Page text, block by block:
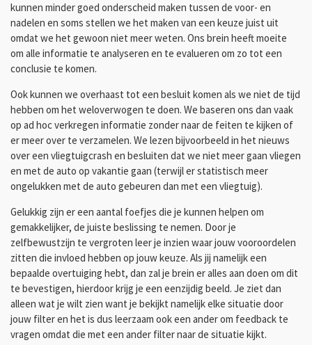
kunnen minder goed onderscheid maken tussen de voor- en
nadelen en soms stellen we het maken van een keuze juist uit
omdat we het gewoon niet meer weten. Ons brein heeft moeite
om alle informatie te analyseren en te evalueren om zo tot een
conclusie te komen.
Ook kunnen we overhaast tot een besluit komen als we niet de tijd
hebben om het weloverwogen te doen. We baseren ons dan vaak
op ad hoc verkregen informatie zonder naar de feiten te kijken of
er meer over te verzamelen. We lezen bijvoorbeeld in het nieuws
over een vliegtuigcrash en besluiten dat we niet meer gaan vliegen
en met de auto op vakantie gaan (terwijl er statistisch meer
ongelukken met de auto gebeuren dan met een vliegtuig).
Gelukkig zijn er een aantal foefjes die je kunnen helpen om
gemakkelijker, de juiste beslissing te nemen. Door je
zelfbewustzijn te vergroten leer je inzien waar jouw vooroordelen
zitten die invloed hebben op jouw keuze. Als jij namelijk een
bepaalde overtuiging hebt, dan zal je brein er alles aan doen om dit
te bevestigen, hierdoor krijg je een eenzijdig beeld. Je ziet dan
alleen wat je wilt zien want je bekijkt namelijk elke situatie door
jouw filter en het is dus leerzaam ook een ander om feedback te
vragen omdat die met een ander filter naar de situatie kijkt.